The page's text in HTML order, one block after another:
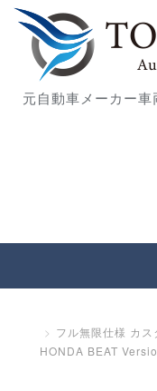
元自動車メーカー
フル無限仕様 カ
HONDA BEAT